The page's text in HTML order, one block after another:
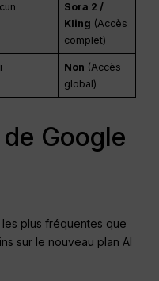
Sora 2 /
Kling (Accès
complet)
Non (Accès
global)
Google
plus fréquentes que
sur le nouveau plan AI